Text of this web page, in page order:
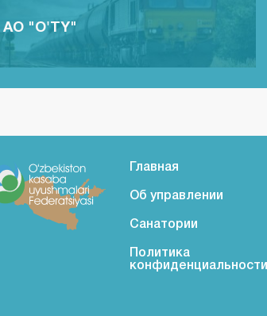
АО "O'TY"
Главная
Об управлении
Санатории
Политика
конфиденциальности